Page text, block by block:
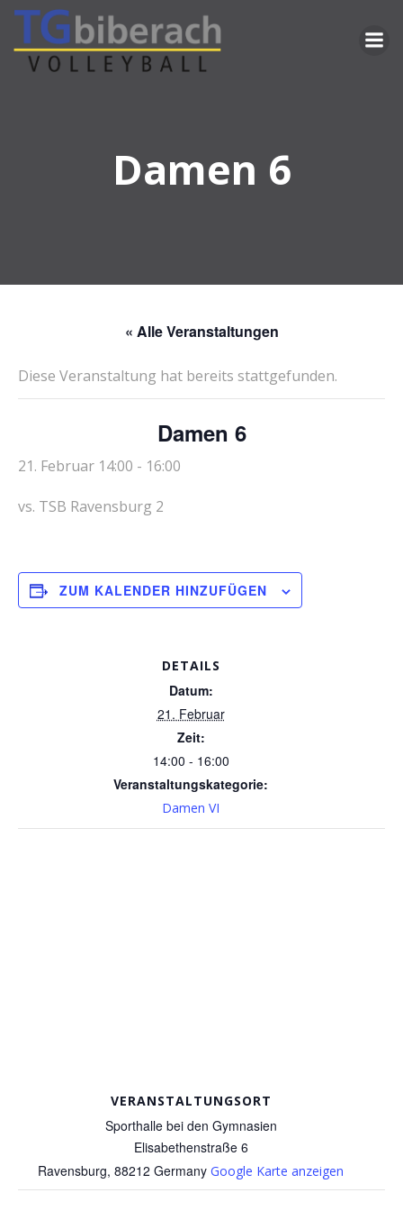
Inhalt
springen
Damen 6
« Alle Veranstaltungen
Diese Veranstaltung hat bereits stattgefunden.
Damen 6
21. Februar 14:00 - 16:00
vs. TSB Ravensburg 2
ZUM KALENDER HINZUFÜGEN
DETAILS
Datum:
21. Februar
Zeit:
14:00 - 16:00
Veranstaltungskategorie:
Damen VI
VERANSTALTUNGSORT
Sporthalle bei den Gymnasien
Elisabethenstraße 6
Ravensburg, 88212 Germany Google Karte anzeigen